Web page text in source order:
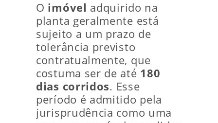
O imóvel adquirido na
planta geralmente está
sujeito a um prazo de
tolerância previsto
contratualmente, que
costuma ser de até 180
dias corridos. Esse
período é admitido pela
jurisprudência como uma